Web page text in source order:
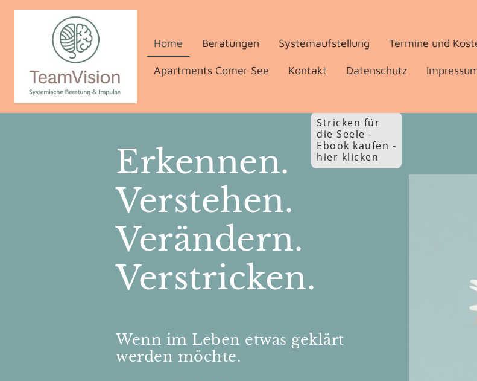
Home Beratungen Systemaufstellung Termine und
Apartments Comer See Kontakt Datenschutz
Erkennen.
Verstehen.
Verändern.
Verstricken.
Stricken für
die Seele -
Ebook kaufen -
hier klicken
Wenn im Leben etwas geklärt
werden möchte.